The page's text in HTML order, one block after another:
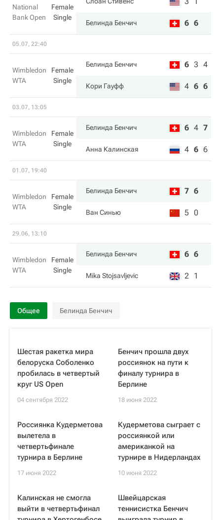
National
Bank Open
Female
Single
Белинда Бенчич 6 6
05.07, 22:40
Wimbledon
WTA
Female
Single
Белинда Бенчич 6 3 4
Кори Гауфф 4 6 6
03.07, 13:05
Wimbledon
WTA
Female
Single
Белинда Бенчич 6 4 7
Анна Калинская 4 6 6
01.07, 19:40
Wimbledon
WTA
Female
Single
Белинда Бенчич 7 6
Ван Синью 5 0
29.06, 13:10
Wimbledon
WTA
Female
Single
Белинда Бенчич 6 6
Mika Stojsavljevic 2 1
Общее Белинда Бенчич
Шестая ракетка мира
белоруска Соболенко
пробилась в четвертый
круг US Open
04 сентября 2022
Бенчич прошла двух
россиянок на пути к
финалу турнира в
Берлине
18 июня 2022
Россиянка Кудерметова
вылетела в
четвертьфинале
турнира в Берлине
17 июня 2022
Кудерметова сыграет с
россиянкой или
американкой на
турнире в Нидерландах
10 июня 2022
Калинская не смогла
выйти в четвертьфинал
Швейцарская
теннисистка Бенчич